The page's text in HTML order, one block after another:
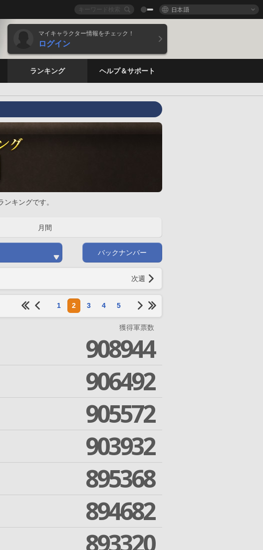
日本語
マイキャラクター情報をチェック！
ログイン
ランキング ヘルプ＆サポート
キングです。
月間
バックナンバー
次週
1 2 3 4 5
獲得軍票数
908944
906492
905572
903932
895368
894682
893320